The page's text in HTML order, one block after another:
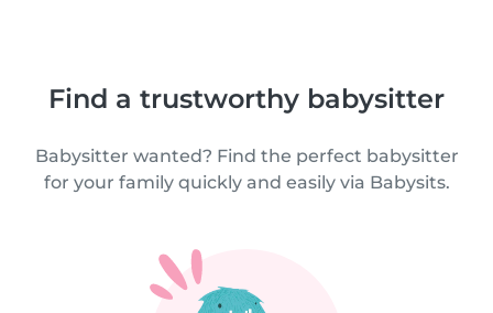
Find a trustworthy babysitter
Babysitter wanted? Find the perfect babysitter
for your family quickly and easily via Babysits.